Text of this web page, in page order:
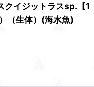
クイジットラスsp.【1
（生体）(海水魚)